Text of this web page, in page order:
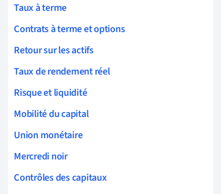
Taux à terme
Contrats à terme et options
Retour sur les actifs
Taux de rendement réel
Risque et liquidité
Mobilité du capital
Union monétaire
Mercredi noir
Contrôles des capitaux